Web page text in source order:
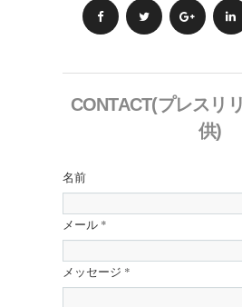
CONTACT(プレスリ
供)
名前
メール *
メッセージ *